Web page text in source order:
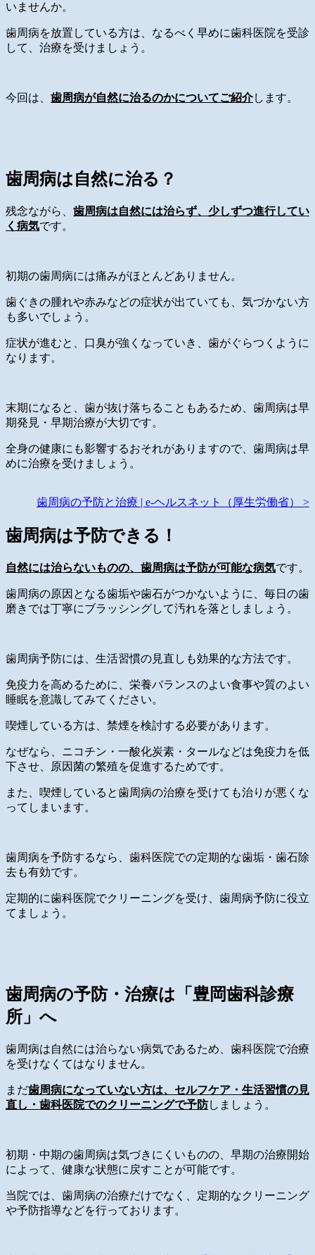
いませんか。
歯周病を放置している方は、なるべく早めに歯科医院を受診
して、治療を受けましょう。
今回は、 歯周病が自然に治るのかについてご紹介します。
歯周病は自然に治る？
残念ながら、 歯周病は自然には治らず、少しずつ進行してい
く病気です。
初期の歯周病には痛みがほとんどありません。
歯ぐきの腫れや赤みなどの症状が出ていても、気づかない方
も多いでしょう。
症状が進むと、口臭が強くなっていき、歯がぐらつくように
なります。
末期になると、歯が抜け落ちることもあるため、歯周病は早
期発見・早期治療が大切です。
全身の健康にも影響するおそれがありますので、歯周病は早
めに治療を受けましょう。
歯周病の予防と治療 | e-ヘルスネット（厚生労働省） >
歯周病は予防できる！
自然には治らないものの、歯周病は予防が可能な病気です。
歯周病の原因となる歯垢や歯石がつかないように、毎日の歯
磨きでは丁寧にブラッシングして汚れを落としましょう。
歯周病予防には、生活習慣の見直しも効果的な方法です。
免疫力を高めるために、栄養バランスのよい食事や質のよい
睡眠を意識してみてください。
喫煙している方は、禁煙を検討する必要があります。
なぜなら、ニコチン・一酸化炭素・タールなどは免疫力を低
下させ、原因菌の繁殖を促進するためです。
また、喫煙していると歯周病の治療を受けても治りが悪くな
ってしまいます。
歯周病を予防するなら、歯科医院での定期的な歯垢・歯石除
去も有効です。
定期的に歯科医院でクリーニングを受け、歯周病予防に役立
てましょう。
歯周病の予防・治療は「豊岡歯科診療
所」へ
歯周病は自然には治らない病気であるため、歯科医院で治療
を受けなくてはなりません。
まだ歯周病になっていない方は、セルフケア・生活習慣の見
直し・歯科医院でのクリーニングで予防しましょう。
初期・中期の歯周病は気づきにくいものの、早期の治療開始
によって、健康な状態に戻すことが可能です。
当院では、歯周病の治療だけでなく、定期的なクリーニング
や予防指導などを行っております。